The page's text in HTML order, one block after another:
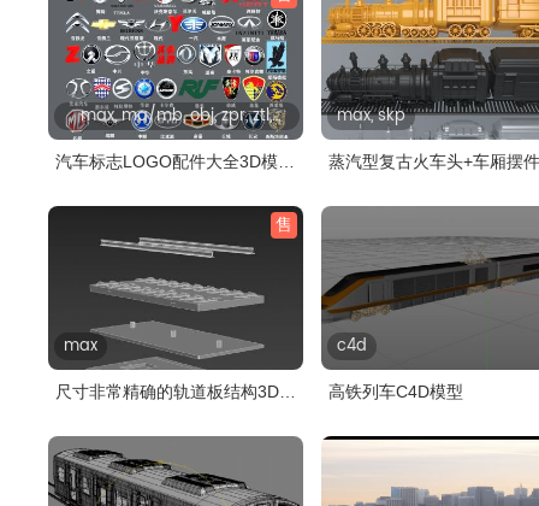
max, ma/mb, obj, zpr, ztl,
skp, fbx
汽车标志LOGO配件大全3D模型
max, skp
蒸汽型复古火车头+车厢摆
售
max
尺寸非常精确的轨道板结构3D模
c4d
高铁列车C4D模型